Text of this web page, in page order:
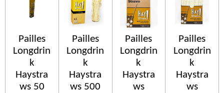
Pailles
Longdrin
k
Haystra
ws 50
Pailles
Longdrin
k
Haystra
ws 500
Pailles
Longdrin
k
Haystra
ws
Pailles
Longdrin
k
Haystra
ws